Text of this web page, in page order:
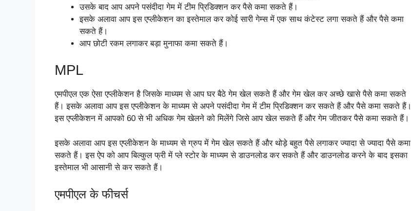
उसके बाद आप अपने पसंदीदा गेम में टीम प्रिडिक्शन कर पैसे कमा सकते हैं।
इसके अलावा आप इस एप्लीकेशन का इस्तेमाल कर कोई सारी गेम्स में एक साथ कंटेस्ट लगा सकते हैं और पैसे कमा
सकते हैं।
आप छोटी रकम लगाकर बड़ा मुनाफा कमा सकते हैं।
MPL
एमपीएल एक ऐसा एप्लीकेशन है जिसके माध्यम से आप घर बैठे गेम खेल सकते हैं और गेम खेल कर अच्छे खासे पैसे कमा सकते
हैं। इसके अलावा आप इस एप्लीकेशन के माध्यम से अपने पसंदीदा गेम में टीम प्रिडिक्शन कर सकते हैं और पैसे कमा सकते हैं।
इस एप्लीकेशन में आपको 60 से भी अधिक गेम खेलने को मिलेंगे जिसे आप खेल सकते हैं और गेम जीतकर पैसे कमा सकते हैं।
इसके अलावा आप इस एप्लीकेशन के माध्यम से ग्रुप में गेम खेल सकते हैं और थोड़े बहुत पैसे लगाकर ज्यादा से ज्यादा पैसे कमा
सकते हैं। इस ऐप को आप बिल्कुल फ्री में प्ले स्टोर के माध्यम से डाउनलोड कर सकते हैं और डाउनलोड करने के बाद इसका
इस्तेमाल भी आसानी से कर सकते हैं।
एमपीएल के फीचर्स